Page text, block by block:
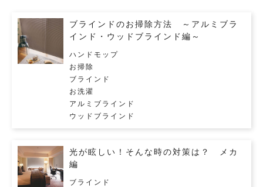
ブラインドのお掃除方法 ～アルミブラ
インド・ウッドブラインド編～
ハンドモップ
お掃除
ブラインド
お洗濯
アルミブラインド
ウッドブラインド
光が眩しい！そんな時の対策は？ メカ
編
ブラインド